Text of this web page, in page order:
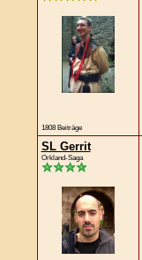
1808 Beiträge
SL Gerrit
Orkland-Saga